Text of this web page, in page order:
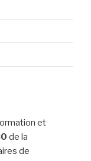
et
de la
de